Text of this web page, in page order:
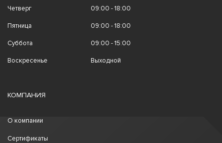
Четверг 09:00 - 18:00
Пятница 09:00 - 18:00
Суббота 09:00 - 15:00
Воскресенье Выходной
КОМПАНИЯ
О компании
Сертификаты